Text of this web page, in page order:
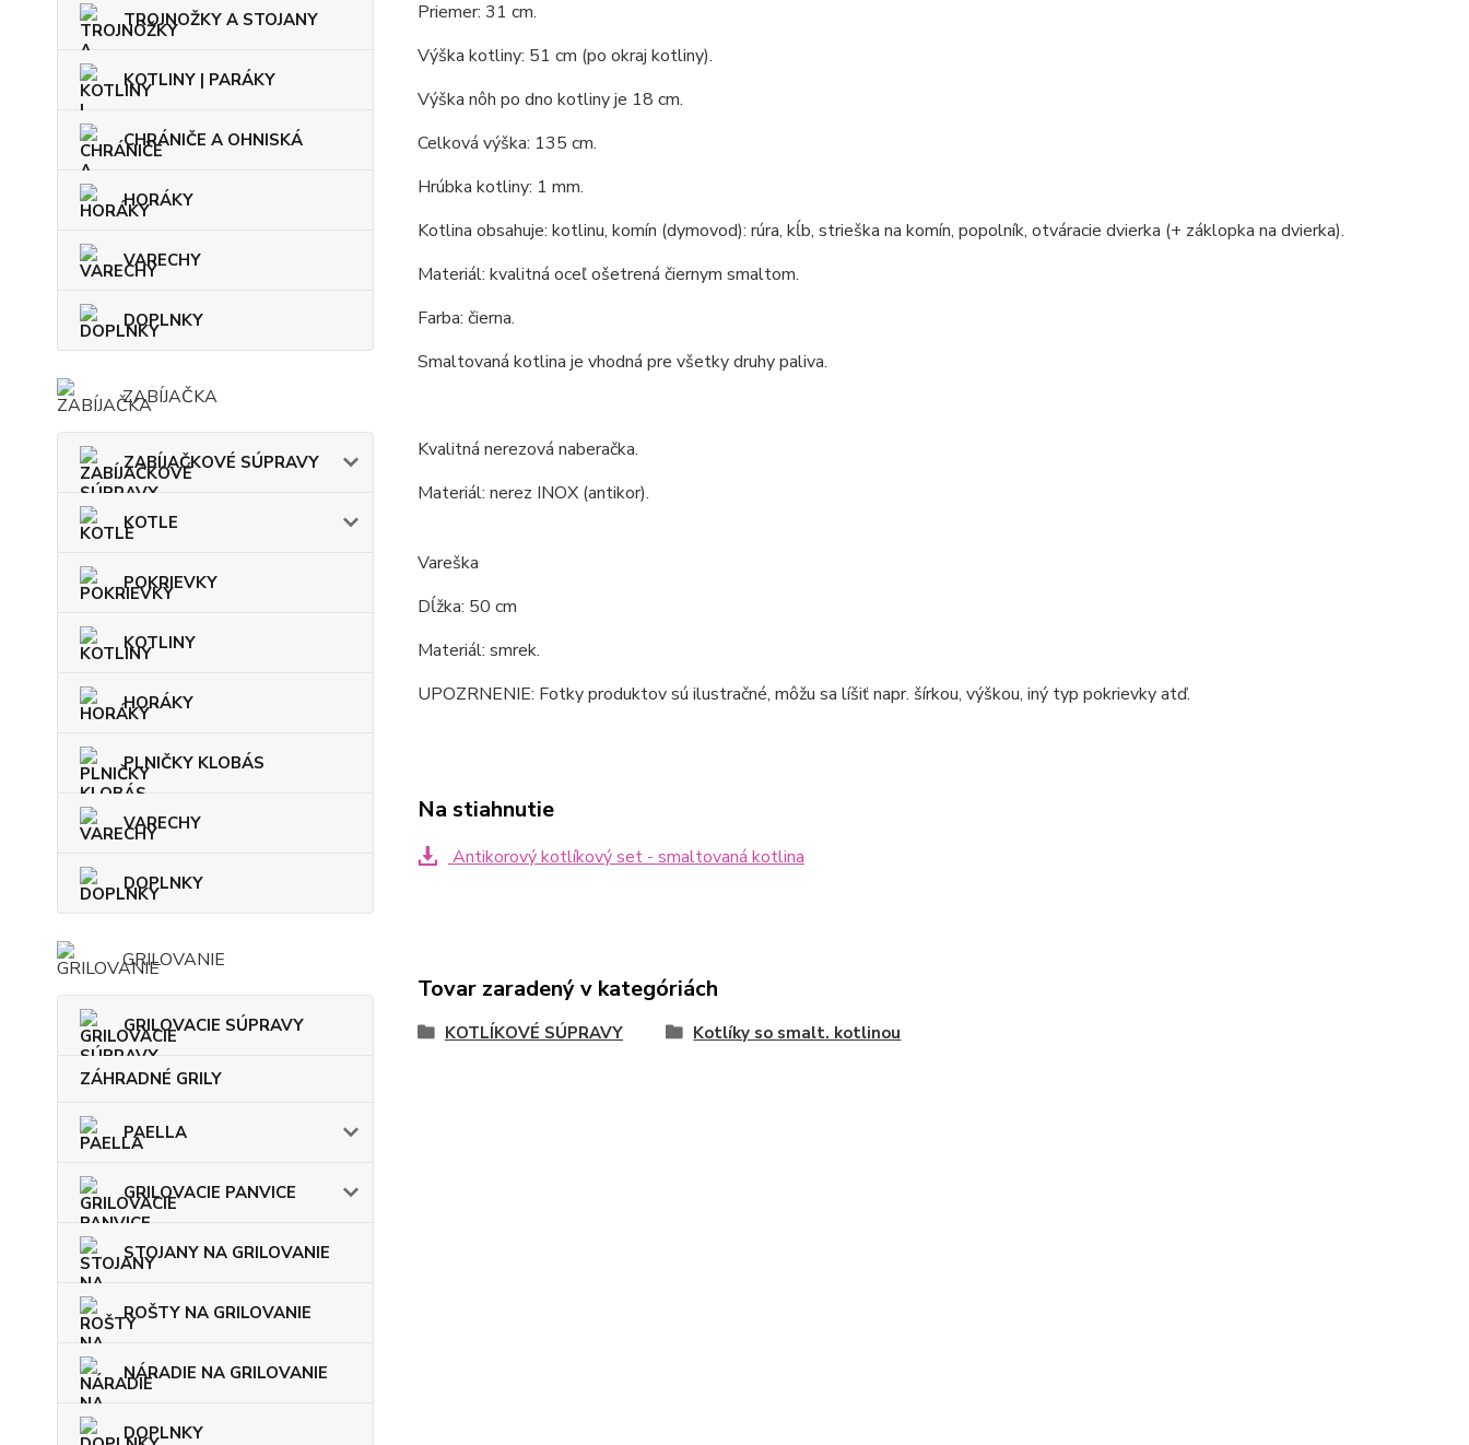
TROJNOŽKY A STOJANY
KOTLINY | PARÁKY
CHRÁNIČE A OHNISKÁ
HORÁKY
VARECHY
DOPLNKY
ZABÍJAČKA
ZABÍJAČKOVÉ SÚPRAVY
KOTLE
POKRIEVKY
KOTLINY
HORÁKY
PLNIČKY KLOBÁS
VARECHY
DOPLNKY
GRILOVANIE
GRILOVACIE SÚPRAVY
ZÁHRADNÉ GRILY
PAELLA
GRILOVACIE PANVICE
STOJANY NA GRILOVANIE
ROŠTY NA GRILOVANIE
NÁRADIE NA GRILOVANIE
DOPLNKY
Priemer: 31 cm.
Výška kotliny: 51 cm (po okraj kotliny).
Výška nôh po dno kotliny je 18 cm.
Celková výška: 135 cm.
Hrúbka kotliny: 1 mm.
Kotlina obsahuje: kotlinu, komín (dymovod): rúra, kĺb, strieška na komín, popolník, otváracie dvierka (+ záklopka na dvierka).
Materiál: kvalitná oceľ ošetrená čiernym smaltom.
Farba: čierna.
Smaltovaná kotlina je vhodná pre všetky druhy paliva.
Kvalitná nerezová naberačka.
Materiál: nerez INOX (antikor).
Vareška
Dĺžka: 50 cm
Materiál: smrek.
UPOZRNENIE: Fotky produktov sú ilustračné, môžu sa líšiť napr. šírkou, výškou, iný typ pokrievky atď.
Na stiahnutie
Antikorový kotlíkový set - smaltovaná kotlina
Tovar zaradený v kategóriách
KOTLÍKOVÉ SÚPRAVY Kotlíky so smalt. kotlinou